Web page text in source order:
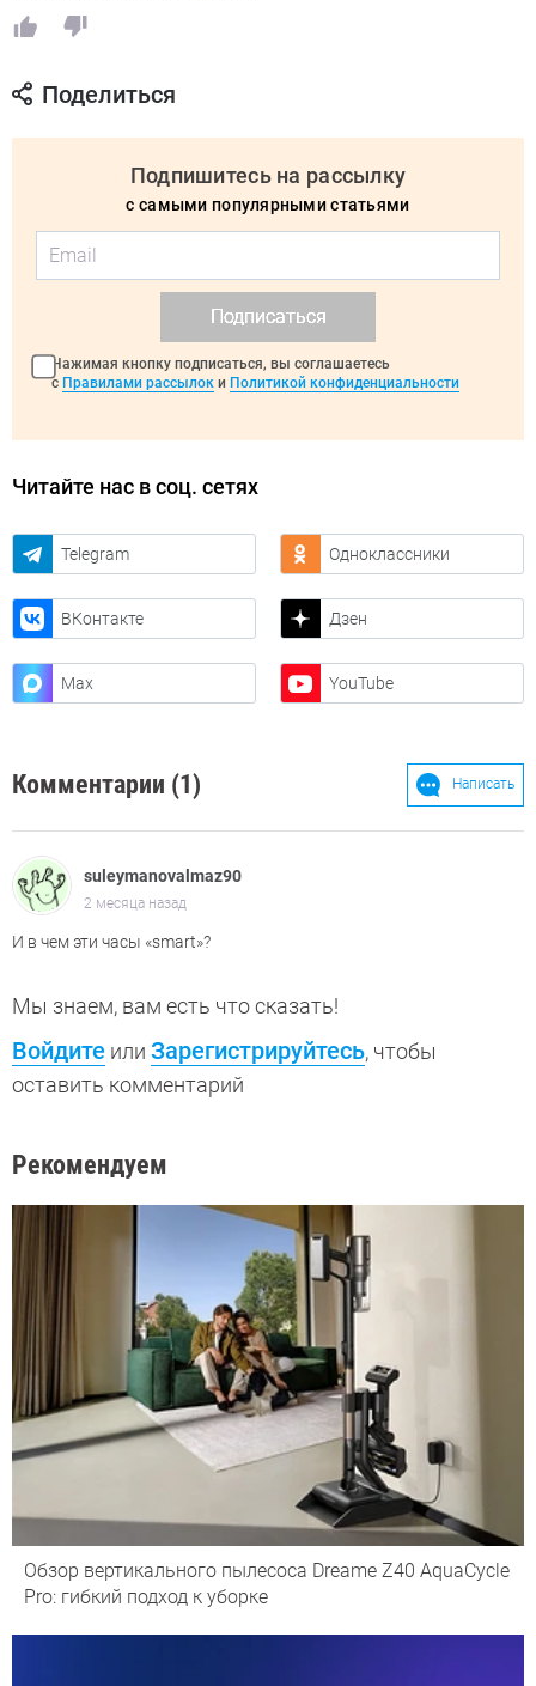
Поделиться
Подпишитесь на рассылку
с самыми популярными статьями
Подписаться
Нажимая кнопку подписаться, вы соглашаетесь
с Правилами рассылок и Политикой конфиденциальности
Читайте нас в соц. сетях
Telegram Одноклассники
ВКонтакте Дзен
Max YouTube
Комментарии (1) Написать
suleymanovalmaz90
2 месяца назад
И в чем эти часы «smart»?
Мы знаем, вам есть что сказать!
Войдите или Зарегистрируйтесь, чтобы
оставить комментарий
Рекомендуем
Обзор вертикального пылесоса Dreame Z40 AquaCycle
Pro: гибкий подход к уборке